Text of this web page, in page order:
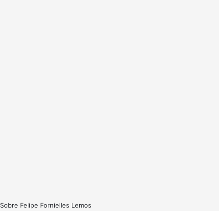
Sobre Felipe Fornielles Lemos